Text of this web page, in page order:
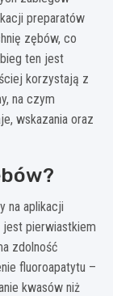
preparatów
zębów, co
ten jest
korzystają z
na czym
wskazania oraz
na aplikacji
pierwiastkiem
zdolność
fluoroapatytu –
kwasów niż